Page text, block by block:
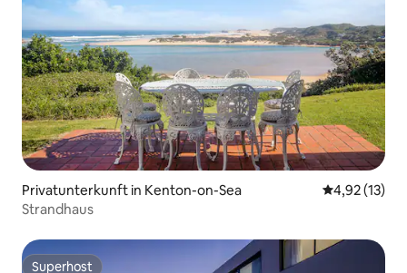
Privatunterkunft in Kenton-on-Sea
4,92 (13)
Strandhaus
Superhost